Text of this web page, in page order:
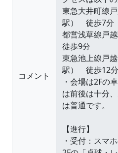
コメント